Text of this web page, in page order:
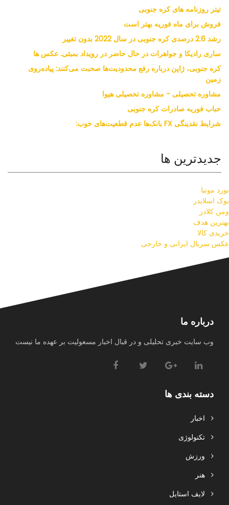
تیتر روزنامه های کره جنوبی
فروش برای ماه فوریه بهتر است
رشد 2.6 درصدی کره جنوبی در سال 2022 بدون تغییر
ساری رادیکا و جواهرات در حال حاضر در رویداد بمبئی. عکس ها
کره جنوبی، ژاپن درباره رفع محدودیت‌ها صحبت می‌کنند: پیاده‌روی
زمین
مشاوره تحصیلی - مشاوره تحصیلی هیوا
حباب فوریه صادرات کره جنوبی
شرایط نقدینگی FX بانک‌ها عدم قطعیت‌های خوب:
جدیدترین ها
نورد مونیا
بوک اسلایدر
ومن کلادز
بهترین هدف
خریدی کالا
عکس سریال ایرانی و خارجی
درباره ما
وب سایت خبری تحلیلی و در قبال اخبار مسعولیت بر عهده ما نیست
دسته بندی ها
اخبار
تکنولوژی
ورزش
هنر
لایف استایل